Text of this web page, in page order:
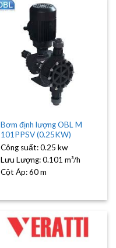
Bơm định lượng OBL M
101PPSV (0.25KW)
Công suất:0.25 kw
Lưu Lượng:0.101 m³/h
Cột Áp:60 m